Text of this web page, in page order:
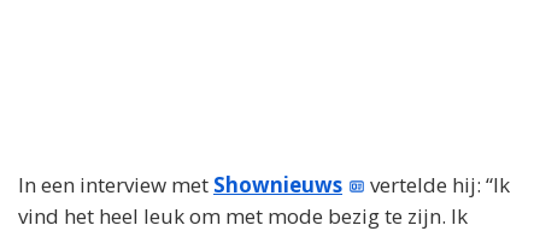
In een interview met Shownieuws
vertelde hij: “Ik
vind het heel leuk om met mode bezig te zijn. Ik